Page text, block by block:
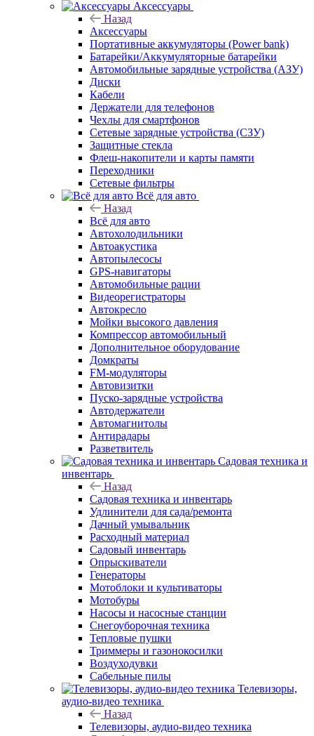
Аксессуары
Назад
Аксессуары
Портативные аккумуляторы (Power bank)
Батарейки/Аккумуляторные батарейки
Автомобильные зарядные устройства (АЗУ)
Диски
Кабели
Держатели для телефонов
Чехлы для смартфонов
Сетевые зарядные устройства (СЗУ)
Защитные стекла
Флеш-накопители и карты памяти
Переходники
Сетевые фильтры
Всё для авто
Назад
Всё для авто
Автохолодильники
Автоакустика
Автопылесосы
GPS-навигаторы
Автомобильные рации
Видеорегистраторы
Автокресло
Мойки высокого давления
Компрессор автомобильный
Дополнительное оборудование
Домкраты
FM-модуляторы
Автовизитки
Пуско-зарядные устройства
Автодержатели
Автомагнитолы
Антирадары
Разветвитель
Садовая техника и
инвентарь
Назад
Садовая техника и инвентарь
Удлинители для сада/ремонта
Дачный умывальник
Расходный материал
Садовый инвентарь
Опрыскиватели
Генераторы
Мотоблоки и культиваторы
Мотобуры
Насосы и насосные станции
Снегоуборочная техника
Тепловые пушки
Триммеры и газонокосилки
Воздуходувки
Сабельные пилы
Телевизоры,
аудио-видео техника
Назад
Телевизоры, аудио-видео техника